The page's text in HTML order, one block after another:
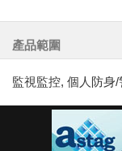
產品範圍
監視監控, 個人防身